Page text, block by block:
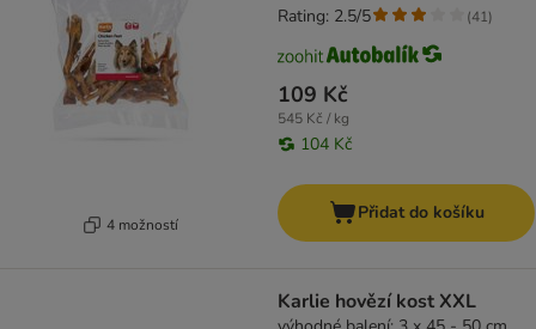
4 možností
109 Kč
545 Kč / kg
104 Kč
Rating: 2.5/5 (41)
Přidat do košíku
Karlie hovězí kost XXL